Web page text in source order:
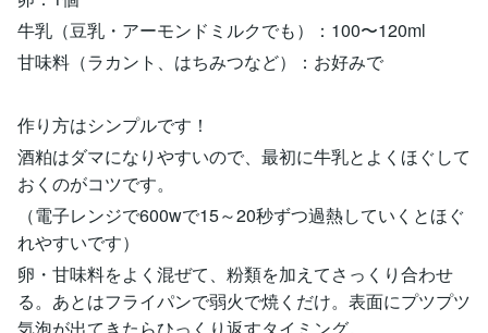
牛乳（豆乳・アーモンドミルクでも）：100〜120ml
甘味料（ラカント、はちみつなど）：お好みで
作り方はシンプルです！
酒粕はダマになりやすいので、最初に牛乳とよくほぐして
おくのがコツです。
（電子レンジで600wで15～20秒ずつ過熱していくとほぐ
れやすいです）
卵・甘味料をよく混ぜて、粉類を加えてさっくり合わせ
る。あとはフライパンで弱火で焼くだけ。表面にプツプツ
気泡が出てきたらひっくり返すタイミング。